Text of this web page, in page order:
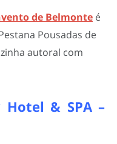
de Belmonte é
Pousadas de
autoral com
Hotel & SPA –